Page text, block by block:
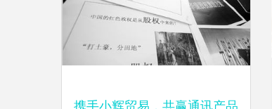
携手小辉贸易，共赢通讯产品